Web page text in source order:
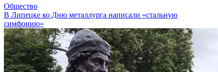
Общество
В Липецке ко Дню металлурга написали «стальную
симфонию»